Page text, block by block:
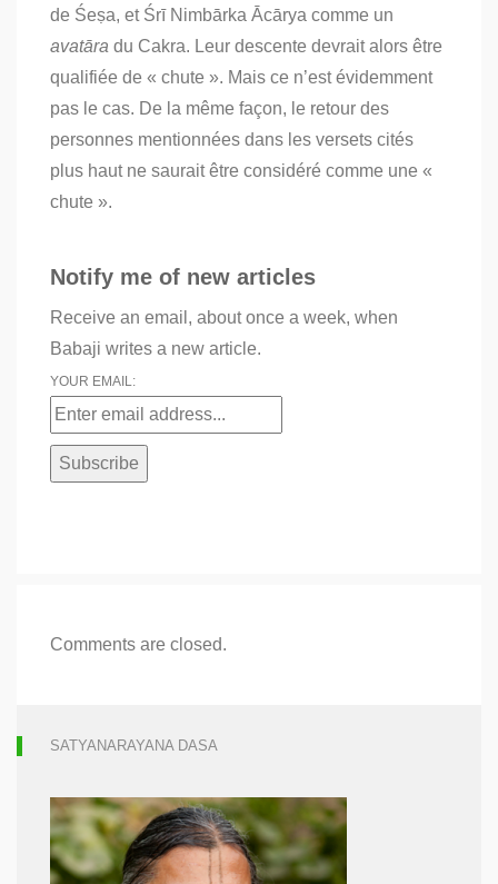
de Śeṣa, et Śrī Nimbārka Ācārya comme un
avatāra du Cakra. Leur descente devrait alors être
qualifiée de « chute ». Mais ce n’est évidemment
pas le cas. De la même façon, le retour des
personnes mentionnées dans les versets cités
plus haut ne saurait être considéré comme une «
chute ».
Notify me of new articles
Receive an email, about once a week, when
Babaji writes a new article.
YOUR EMAIL:
Comments are closed.
SATYANARAYANA DASA